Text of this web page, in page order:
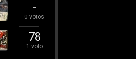
-
0 votos
78
1 voto